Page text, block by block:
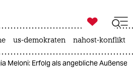
zahl ich
ich

taz zahl ich
us-demokraten nahost-konflikt
Meloni: Erfolg als angebliche